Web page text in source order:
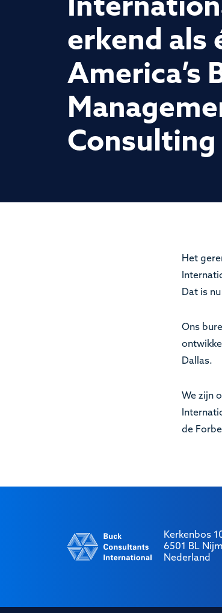
erkend als
America’s
Consulting
Het
Dat is
Ons
Dallas.
We zijn
de
Kerkenbos
6501 BL
Nederland